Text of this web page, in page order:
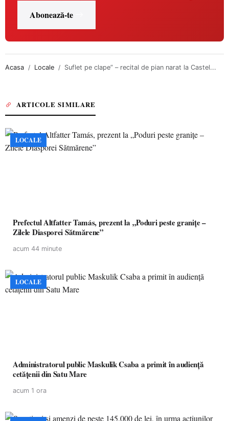
Abonează-te
Acasa Locale Suflet pe clape” – recital de pian narat la Castel...
ARTICOLE SIMILARE
LOCALE
Prefectul Altfatter Tamás, prezent la „Poduri peste granițe –
Zilele Diasporei Sătmărene”
acum 44 minute
LOCALE
Administratorul public Maskulik Csaba a primit în audiență
cetățenii din Satu Mare
acum 1 ora